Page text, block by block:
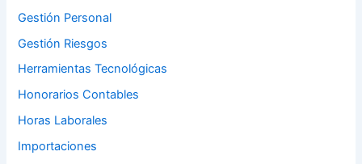
Gestión Personal
Gestión Riesgos
Herramientas Tecnológicas
Honorarios Contables
Horas Laborales
Importaciones